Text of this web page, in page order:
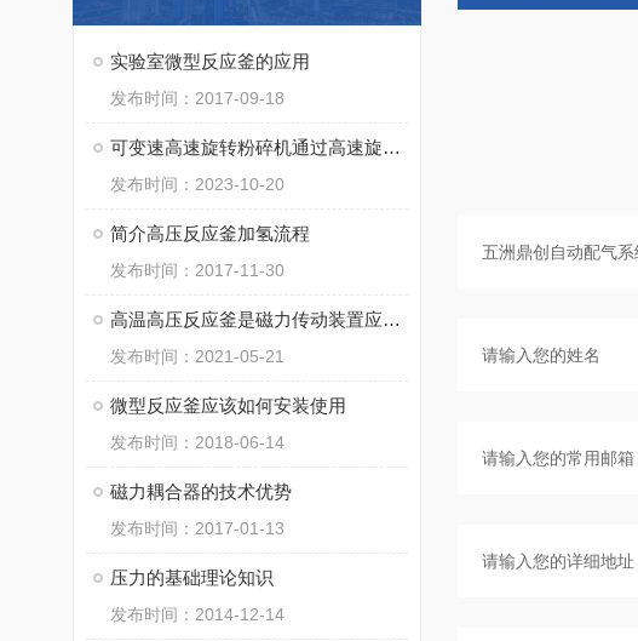
实验室微型反应釜的应用
发布时间：2017-09-18
可变速高速旋转粉碎机通过高速旋转刀片或锤头对物料进行粉碎
发布时间：2023-10-20
简介高压反应釜加氢流程
发布时间：2017-11-30
高温高压反应釜是磁力传动装置应用于大型反应设备的创新
发布时间：2021-05-21
微型反应釜应该如何安装使用
发布时间：2018-06-14
磁力耦合器的技术优势
发布时间：2017-01-13
压力的基础理论知识
发布时间：2014-12-14